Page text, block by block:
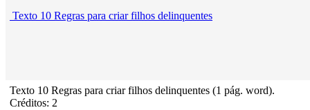
Texto 10 Regras para criar filhos delinquentes
Texto 10 Regras para criar filhos delinquentes (1 pág. word).
Créditos: 2